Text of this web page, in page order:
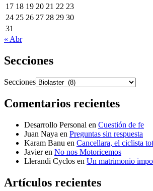
17 18 19 20 21 22 23
24 25 26 27 28 29 30
31
« Abr
Secciones
Secciones
Comentarios recientes
Desarrollo Personal en Cuestión de fe
Juan Naya en Preguntas sin respuesta
Karam Banu en Cancellara, el ciclista
Javieren No nos Motoricemos
Llerandi Cyclos en Un matrimonio
Artículos recientes